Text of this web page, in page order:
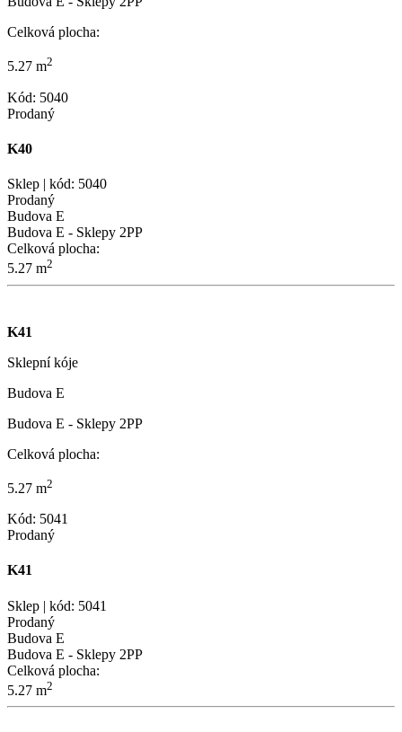
Celková plocha:
5.27 m2
Kód: 5040
Prodaný
K40
Sklep | kód: 5040
Prodaný
Budova E
Budova E - Sklepy 2PP
Celková plocha:
5.27 m2
K41
Sklepní kóje
Budova E
Budova E - Sklepy 2PP
Celková plocha:
5.27 m2
Kód: 5041
Prodaný
K41
Sklep | kód: 5041
Prodaný
Budova E
Budova E - Sklepy 2PP
Celková plocha:
5.27 m2